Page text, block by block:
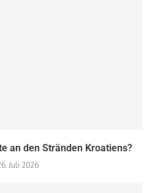
an den Stränden Kroatiens?
Juli 2026